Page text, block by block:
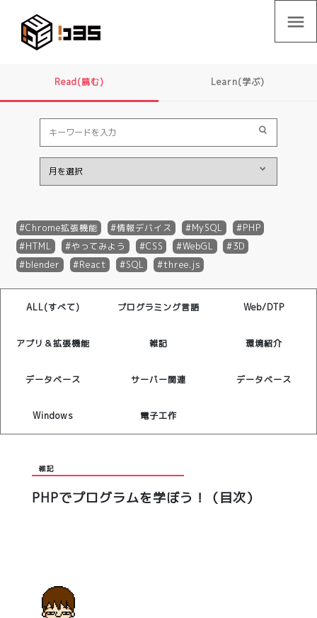
menu
Read(読む) Learn(学ぶ)
Chrome拡張機能 情報デバイス MySQL
PHP
HTML
やってみよう CSS WebGL
3D
blender
React SQL three.js
ALL(すべて) プログラミング言語 Web/DTP
アプリ＆拡張機能 雑記 環境紹介
データベース サーバー関連 データベース
Windows 電子工作
雑記
PHPでプログラムを学ぼう！（目次）